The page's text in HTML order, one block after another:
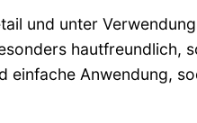
und unter
hautfreundlich,
einfache Anwendung,